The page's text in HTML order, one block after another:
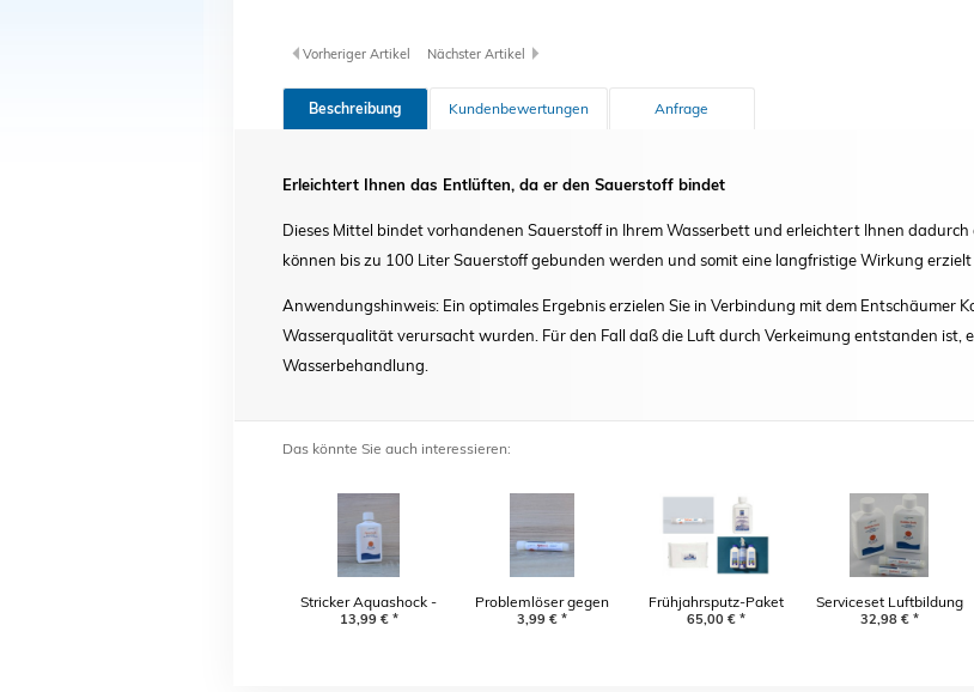
Vorheriger Artikel Nächster Artikel
Beschreibung Kundenbewertungen Anfrage
Erleichtert Ihnen das Entlüften, da er den Sauerstoff bindet
Dieses Mittel bindet vorhandenen Sauerstoff in Ihrem Wasserbett und erleichtert Ihnen
können bis zu 100 Liter Sauerstoff gebunden werden und somit eine langfristige Wirkung erzielt
Anwendungshinweis: Ein optimales Ergebnis erzielen Sie in Verbindung mit dem Entschäumer
Wasserqualität verursacht wurden. Für den Fall daß die Luft durch Verkeimung entstanden ist,
Wasserbehandlung.
Das könnte Sie auch interessieren:
Stricker Aquashock -
Entkeimer
13,99 € *
Problemlöser gegen
Luftbildung
3,99 € *
Frühjahrsputz-Paket
65,00 € *
Serviceset Luftbildung
32,98 € *